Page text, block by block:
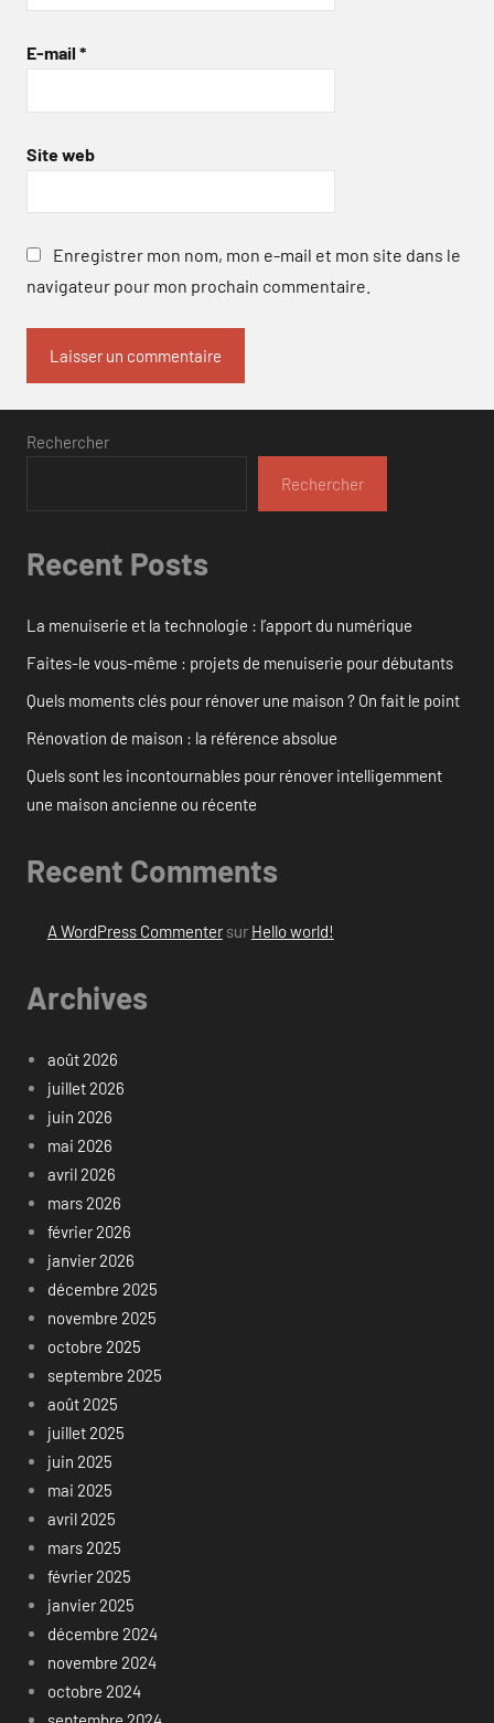
E-mail *
Site web
Enregistrer mon nom, mon e-mail et mon site dans le
navigateur pour mon prochain commentaire.
Rechercher
Rechercher
Recent Posts
La menuiserie et la technologie : l’apport du numérique
Faites-le vous-même : projets de menuiserie pour débutants
Quels moments clés pour rénover une maison ? On fait le point
Rénovation de maison : la référence absolue
Quels sont les incontournables pour rénover intelligemment
une maison ancienne ou récente
Recent Comments
A WordPress Commentersur Hello world!
Archives
août 2026
juillet 2026
juin 2026
mai 2026
avril 2026
mars 2026
février 2026
janvier 2026
décembre 2025
novembre 2025
octobre 2025
septembre 2025
août 2025
juillet 2025
juin 2025
mai 2025
avril 2025
mars 2025
février 2025
janvier 2025
décembre 2024
novembre 2024
octobre 2024